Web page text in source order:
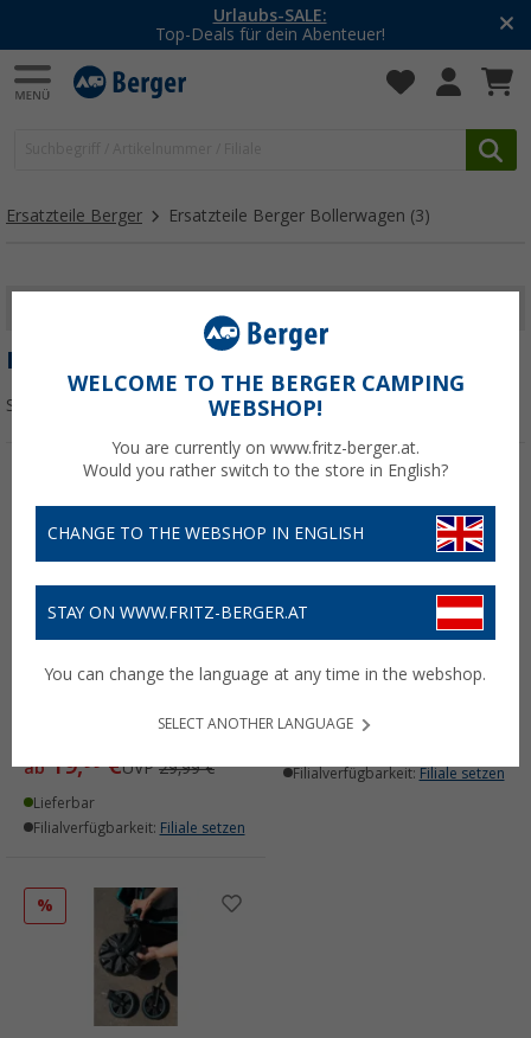
Urlaubs-SALE:
Top-Deals für dein Abenteuer!
Ersatzteile Berger Ersatzteile Berger Bollerwagen (3)
ERSATZTEILE BERGER BOLLERWAGEN
Sortieren:
Berger Sonnendach für
ab19, €UVP29,99 €
Lieferbar
Filialverfügbarkeit: Filiale setzen
Berger Straßenräder 4er
Bollerwagen schwarz
Filialverfügbarkeit: Filiale setzen
%
WELCOME TO THE BERGER CAMPING
WEBSHOP!
You are currently on www.fritz-berger.at.
Would you rather switch to the store in English?
CHANGE TO THE WEBSHOP IN ENGLISH
STAY ON WWW.FRITZ-BERGER.AT
You can change the language at any time in the webshop.
SELECT ANOTHER LANGUAGE